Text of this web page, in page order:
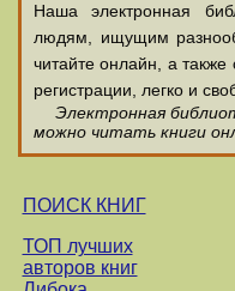
Наша электронная
людям, ищущим
читайте онлайн, а также
регистрации, легко и
Электронная
можно читать книги
ПОИСК КНИГ
ТОП лучших
авторов книг